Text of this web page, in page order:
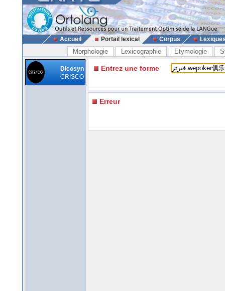
Accueil Portail lexical Corpus
Morphologie Lexicographie Etymologie
Dicosyn
CRISCO
Entrez une forme
Erreur